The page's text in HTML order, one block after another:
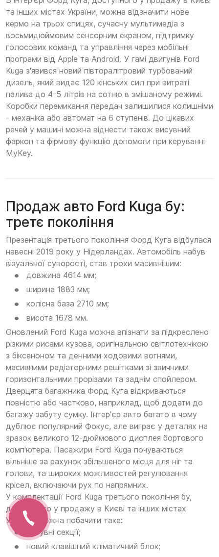
та інших містах України, можна відзначити нове
кермо на трьох спицях, сучасну мультимедіа з
восьмидюймовим сенсорним екраном, підтримку
голосових команд та управління через мобільні
програми від Apple та Android. У гамі двигунів Ford
Kuga з'явився новий півторалітровий турбований
дизель, який видає 120 кінських сил при витраті
палива до 4-5 літрів на сотню в змішаному режимі.
Коробки перемикання передач залишилися колишніми
- механіка або автомат на 6 ступенів. До цікавих
речей у машині можна віднести також висувний
фаркоп та фірмову функцію допомоги при керуванні
MyKey.
Продаж авто Ford Kuga бу:
третє покоління
Презентація третього покоління Форд Куга відбулася
навесні 2019 року у Нідерландах. Автомобіль набув
візуальної суворості, став трохи масивнішим:
довжина 4614 мм;
ширина 1883 мм;
колісна база 2710 мм;
висота 1678 мм.
Оновлений Ford Kuga можна впізнати за підкреслено
різкими рисами кузова, оригінальною світлотехнікою
з біксеноном та денними ходовими вогнями,
масивними радіаторними решітками зі звичними
горизонтальними прорізами та заднім спойлером.
Дверцята багажника Форд Куга відкриваються
повністю або частково, наприклад, щоб додати до
багажу забуту сумку. Інтер'єр авто багато в чому
дублює популярний Фокус, але виграє у деталях на
зразок великого 12-дюймового дисплея бортового
комп'ютера. Пасажири Ford Kuga почуваються
вільніше за рахунок збільшеного місця для ніг та
голови, та широких можливостей регулювання
крісел, включаючи рух по напрямних.
У комплектації Ford Kuga третього покоління бу,
доступного у продажу в Києві та інших містах
України, можна побачити таке:
висувні секції;
новий клавішний кліматичний блок;